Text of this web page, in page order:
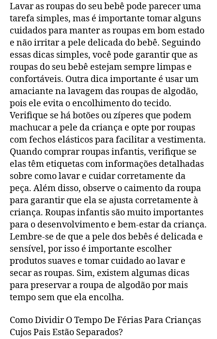
Lavar as roupas do seu bebê pode parecer uma
tarefa simples, mas é importante tomar alguns
cuidados para manter as roupas em bom estado
e não irritar a pele delicada do bebê. Seguindo
essas dicas simples, você pode garantir que as
roupas do seu bebê estejam sempre limpas e
confortáveis. Outra dica importante é usar um
amaciante na lavagem das roupas de algodão,
pois ele evita o encolhimento do tecido.
Verifique se há botões ou zíperes que podem
machucar a pele da criança e opte por roupas
com fechos elásticos para facilitar a vestimenta.
Quando comprar roupas infantis, verifique se
elas têm etiquetas com informações detalhadas
sobre como lavar e cuidar corretamente da
peça. Além disso, observe o caimento da roupa
para garantir que ela se ajusta corretamente à
criança. Roupas infantis são muito importantes
para o desenvolvimento e bem-estar da criança.
Lembre-se de que a pele dos bebês é delicada e
sensível, por isso é importante escolher
produtos suaves e tomar cuidado ao lavar e
secar as roupas. Sim, existem algumas dicas
para preservar a roupa de algodão por mais
tempo sem que ela encolha.
Como Dividir O Tempo De Férias Para Crianças
Cujos Pais Estão Separados?